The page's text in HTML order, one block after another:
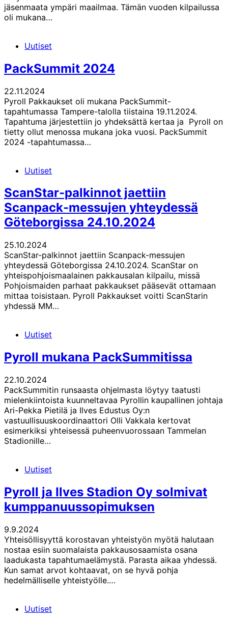
jäsenmaata ympäri maailmaa. Tämän vuoden kilpailussa
oli mukana…
Uutiset
PackSummit 2024
22.11.2024
Pyroll Pakkaukset oli mukana PackSummit-
tapahtumassa Tampere-talolla tiistaina 19.11.2024.
Tapahtuma järjestettiin jo yhdeksättä kertaa ja Pyroll on
tietty ollut menossa mukana joka vuosi. PackSummit
2024 -tapahtumassa…
Uutiset
ScanStar-palkinnot jaettiin
Scanpack-messujen yhteydessä
Göteborgissa 24.10.2024
25.10.2024
ScanStar-palkinnot jaettiin Scanpack-messujen
yhteydessä Göteborgissa 24.10.2024. ScanStar on
yhteispohjoismaalainen pakkausalan kilpailu, missä
Pohjoismaiden parhaat pakkaukset pääsevät ottamaan
mittaa toisistaan. Pyroll Pakkaukset voitti ScanStarin
yhdessä MM…
Uutiset
Pyroll mukana PackSummitissa
22.10.2024
PackSummitin runsaasta ohjelmasta löytyy taatusti
mielenkiintoista kuunneltavaa Pyrollin kaupallinen johtaja
Ari-Pekka Pietilä ja Ilves Edustus Oy:n
vastuullisuuskoordinaattori Olli Vakkala kertovat
esimerkiksi yhteisessä puheenvuorossaan Tammelan
Stadionille…
Uutiset
Pyroll ja Ilves Stadion Oy solmivat
kumppanuussopimuksen
9.9.2024
Yhteisöllisyyttä korostavan yhteistyön myötä halutaan
nostaa esiin suomalaista pakkausosaamista osana
laadukasta tapahtumaelämystä. Parasta aikaa yhdessä.
Kun samat arvot kohtaavat, on se hyvä pohja
hedelmälliselle yhteistyölle.…
Uutiset